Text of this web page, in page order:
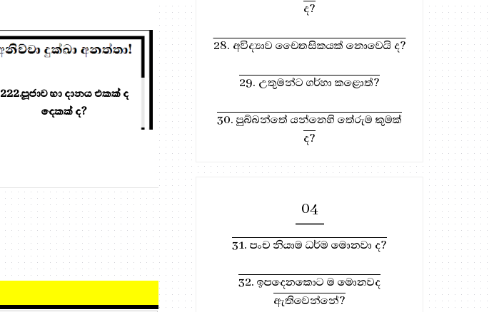
222.පූජාව හා දානය එකක් ද
දෙකක් ද?
212. "පඤ්ඤා නරානං රතනං"
යනු?
202. චතුර් කෝටික
(චතුක්කෝටික)
ධර්ම දානය සඳහා, මෙතැන ඔබන්න!
ද?
28. අවිද්‍යාව චෛතසිකයක් නොවෙයි ද?
29. උතුමන්ට ගර්හා කළොත්?
30. පුබ්බන්තේ යන්නෙහි තේරුම කුමක්
ද?
04
31. පංච නියාම ධර්ම මොනවා ද?
32. ඉපදෙනකොට ම මොනවද
ඇතිවෙන්නේ?